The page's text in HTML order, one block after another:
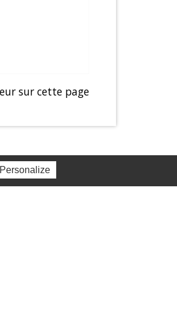
sur cette page
Personalize